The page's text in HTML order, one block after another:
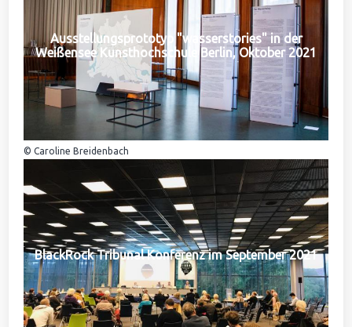
Ausstellungsprototyp "wasserstories" in der
Weißensee Kunsthochschule Berlin, Oktober 2021
© Caroline Breidenbach
BlackRock Tribunal Konferenz im September 2021